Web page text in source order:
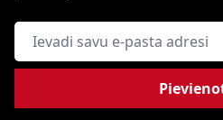
E-pasta adrese